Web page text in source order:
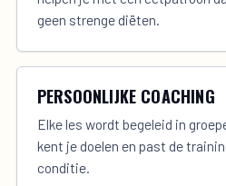
geen strenge diëten.
PERSOONLIJKE COACHING
Elke les wordt begeleid in
kent je doelen en past de
conditie.